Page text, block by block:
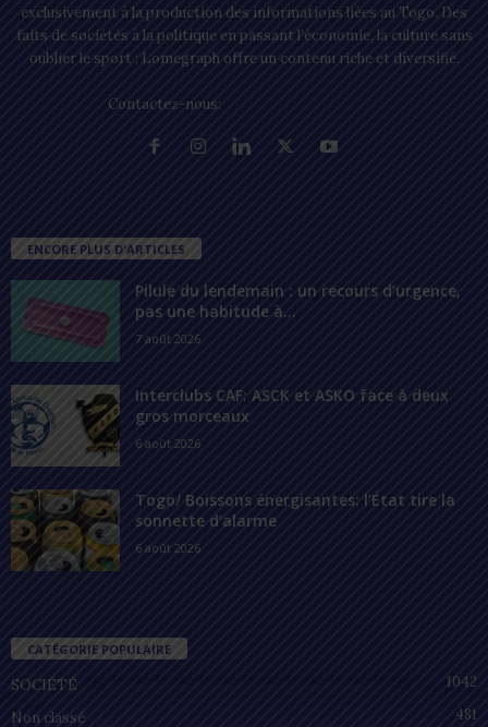
exclusivement à la production des informations liées au Togo. Des
faits de sociétés à la politique en passant l’économie, la culture sans
oublier le sport ; Lomegraph offre un contenu riche et diversifié.
Contactez-nous:
ENCORE PLUS D'ARTICLES
Pilule du lendemain : un recours d’urgence,
pas une habitude à...
7 août 2026
Interclubs CAF: ASCK et ASKO face à deux
gros morceaux
6 août 2026
Togo/ Boissons énergisantes: l’État tire la
sonnette d’alarme
6 août 2026
CATÉGORIE POPULAIRE
SOCIÉTÉ
1042
Non classé
481